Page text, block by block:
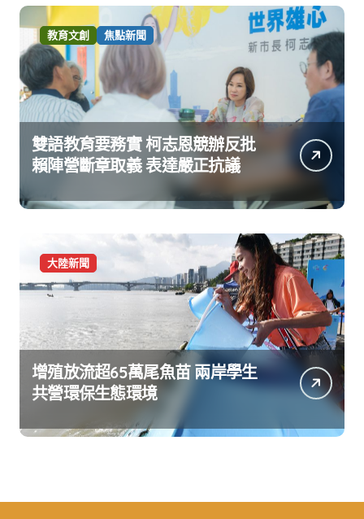
教育文創 焦點新聞
雙語教育要務實 柯志恩競辦反批
賴陣營斷章取義 表達嚴正抗議
大陸新聞
增殖放流超65萬尾魚苗 兩岸學生
共營環保生態環境